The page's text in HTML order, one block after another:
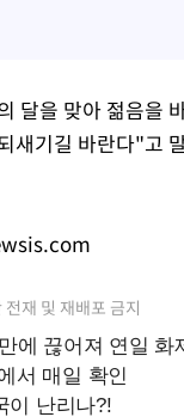
달을 맞아 젊음을
새기길 바란다"고
재 및 재배포 금지